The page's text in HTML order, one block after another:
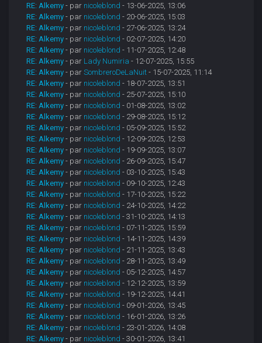
RE: Alkemy - par nicoleblond - 13-06-2025, 13:06
RE: Alkemy - par nicoleblond - 20-06-2025, 15:03
RE: Alkemy - par nicoleblond - 27-06-2025, 13:24
RE: Alkemy - par nicoleblond - 02-07-2025, 14:20
RE: Alkemy - par nicoleblond - 11-07-2025, 12:48
RE: Alkemy - par Lady Numiria - 12-07-2025, 15:55
RE: Alkemy - parSombreroDeLaNuit - 15-07-2025, 11:14
RE: Alkemy - par nicoleblond - 18-07-2025, 13:51
RE: Alkemy - par nicoleblond - 25-07-2025, 15:10
RE: Alkemy - par nicoleblond - 01-08-2025, 13:02
RE: Alkemy - par nicoleblond - 29-08-2025, 15:12
RE: Alkemy - par nicoleblond - 05-09-2025, 15:52
RE: Alkemy - par nicoleblond - 12-09-2025, 12:53
RE: Alkemy - par nicoleblond - 19-09-2025, 13:07
RE: Alkemy - par nicoleblond - 26-09-2025, 15:47
RE: Alkemy - par nicoleblond - 03-10-2025, 15:43
RE: Alkemy - par nicoleblond - 09-10-2025, 12:43
RE: Alkemy - par nicoleblond - 17-10-2025, 15:22
RE: Alkemy - par nicoleblond - 24-10-2025, 14:22
RE: Alkemy - par nicoleblond - 31-10-2025, 14:13
RE: Alkemy - par nicoleblond - 07-11-2025, 15:59
RE: Alkemy - par nicoleblond - 14-11-2025, 14:39
RE: Alkemy - par nicoleblond - 21-11-2025, 13:43
RE: Alkemy - par nicoleblond - 28-11-2025, 13:49
RE: Alkemy - par nicoleblond - 05-12-2025, 14:57
RE: Alkemy - par nicoleblond - 12-12-2025, 13:59
RE: Alkemy - par nicoleblond - 19-12-2025, 14:41
RE: Alkemy - par nicoleblond - 09-01-2026, 13:45
RE: Alkemy - par nicoleblond - 16-01-2026, 13:26
RE: Alkemy - par nicoleblond - 23-01-2026, 14:08
RE: Alkemy - par nicoleblond - 30-01-2026, 13:41